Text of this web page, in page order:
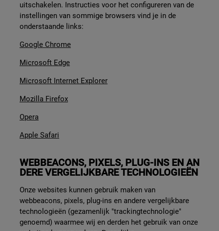
uitschakelen. Instructies voor het configureren van de
instellingen van sommige browsers vind je in de
onderstaande links:
Google Chrome
Microsoft Edge
Microsoft Internet Explorer
Mozilla Firefox
Opera
Apple Safari
WEBBEACONS, PIXELS, PLUG-INS EN AN
DERE VERGELIJKBARE TECHNOLOGIEËN
Onze websites kunnen gebruik maken van
webbeacons, pixels, plug-ins en andere vergelijkbare
technologieën (gezamenlijk "trackingtechnologie"
genoemd) waarmee wij en derden het gebruik van onze